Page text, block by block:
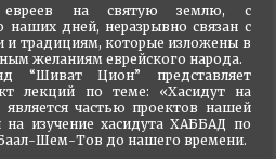
евреев на святую землю, с
наших дней, неразрывно связан с
и традициям, которые изложены в
желаниям еврейского народа.
“Шиват Цион” представляет
лекций по теме: «Хасидут на
частью проектов нашей
на изучение хасидута ХАББАД по
Шем-Тов до нашего времени.